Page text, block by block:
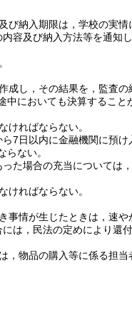
納入期限は，学校の実情
容及び納入方法等を通知し
し，その結果を，監査の
においても決算すること
ければならない。
7日以内に金融機関に預け
ない。
た場合の充当については，
ければならない。
情が生じたときは，速や
は，民法の定めにより還
，物品の購入等に係る担当